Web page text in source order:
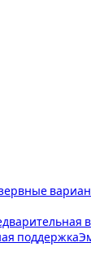
поддержка